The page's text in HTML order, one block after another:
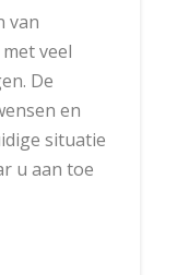
van
veel
De
en
situatie
u aan toe